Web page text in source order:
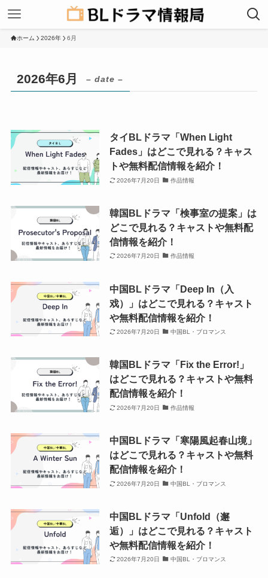
ホーム 2026年 6月
2026年6月 – date –
タイBLドラマ「When Light
Fades」はどこで見れる？キャス
トや無料配信情報を紹介！
2026年7月20日 作品情報
韓国BLドラマ「検事室の提案」は
どこで見れる？キャストや無料配
信情報を紹介！
2026年7月20日 作品情報
中国BLドラマ「Deep In（入
戏）」はどこで見れる？キャスト
や無料配信情報を紹介！
2026年7月20日 中国BL・ブロマンス
韓国BLドラマ「Fix the Error!」
はどこで見れる？キャストや無料
配信情報を紹介！
2026年7月20日 作品情報
中国BLドラマ「寒陽風起春山境」
はどこで見れる？キャストや無料
配信情報を紹介！
2026年7月20日 中国BL・ブロマンス
中国BLドラマ「Unfold（邂
逅）」はどこで見れる？キャスト
や無料配信情報を紹介！
2026年7月20日 中国BL・ブロマンス